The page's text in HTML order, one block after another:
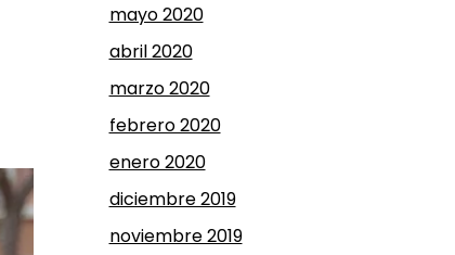
mayo 2020
abril 2020
marzo 2020
febrero 2020
enero 2020
diciembre 2019
noviembre 2019